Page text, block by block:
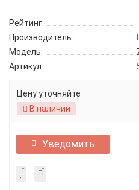
Рейтинг:
Производитель:
Модель:
Артикул:
Цену уточняйте
В наличии
Уведомить